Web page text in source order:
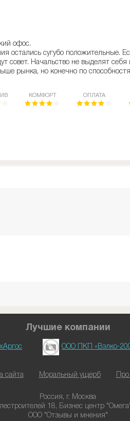
офос.
остались сугубо положительные.
совет. Начальство не выделят
рынка, но конечно по
КОМФОРТ ОПЛАТА
Лучшие компании
ООО ПКП «Вэлко-
сайта Моральный ущерб
Россия, г. Москва
18, Бизнес центр
ООО "Отзывы и мнения"